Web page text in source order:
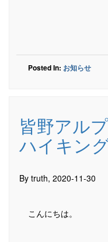
Posted In: お知らせ
皆野アル
ハイキン
By truth, 2020-11-30
こんにちは。